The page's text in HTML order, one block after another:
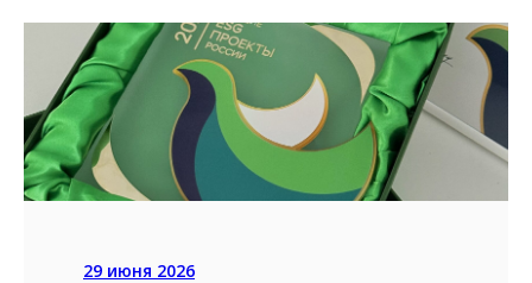
29 июня 2026